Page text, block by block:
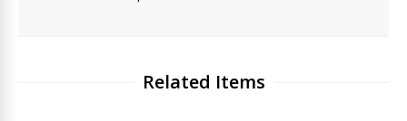
Related Items